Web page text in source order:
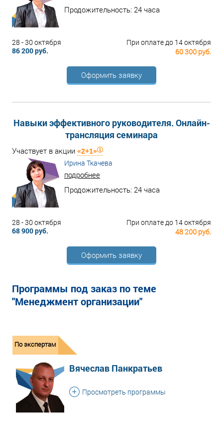
Продожительность: 24 часа
28 - 30 октября
86 200 руб.
При оплате до 14 октября
60 300 руб.
Оформить заявку
Навыки эффективного руководителя. Онлайн-
трансляция семинара
Участвует в акции «2+1»
Ирина Ткачева
подробнее
Продожительность: 24 часа
28 - 30 октября
68 900 руб.
При оплате до 14 октября
48 200 руб.
Оформить заявку
Программы под заказ по теме
"Менеджмент организации"
По экспертам
Вячеслав Панкратьев
Просмотреть программы